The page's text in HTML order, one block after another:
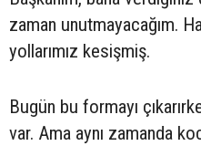
zaman unutmayacağım.
yollarımız kesişmiş.
Bugün bu formayı
var. Ama aynı zamanda